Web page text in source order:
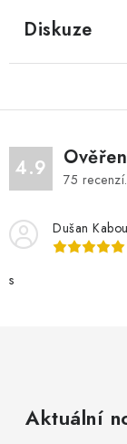
Diskuze
4.9 75 recenzí.
Dušan
s
Aktuální